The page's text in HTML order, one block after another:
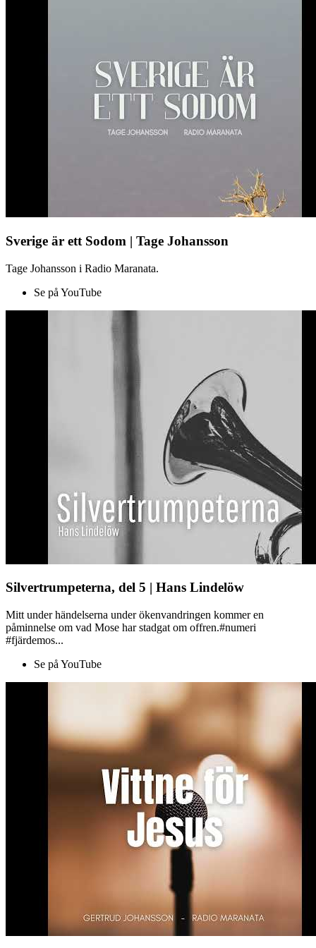
Sverige är ett Sodom | Tage Johansson
Tage Johansson i Radio Maranata.
Se på YouTube
Silvertrumpeterna, del 5 | Hans Lindelöw
Mitt under händelserna under ökenvandringen kommer en
påminnelse om vad Mose har stadgat om offren.#numeri
#fjärdemos...
Se på YouTube